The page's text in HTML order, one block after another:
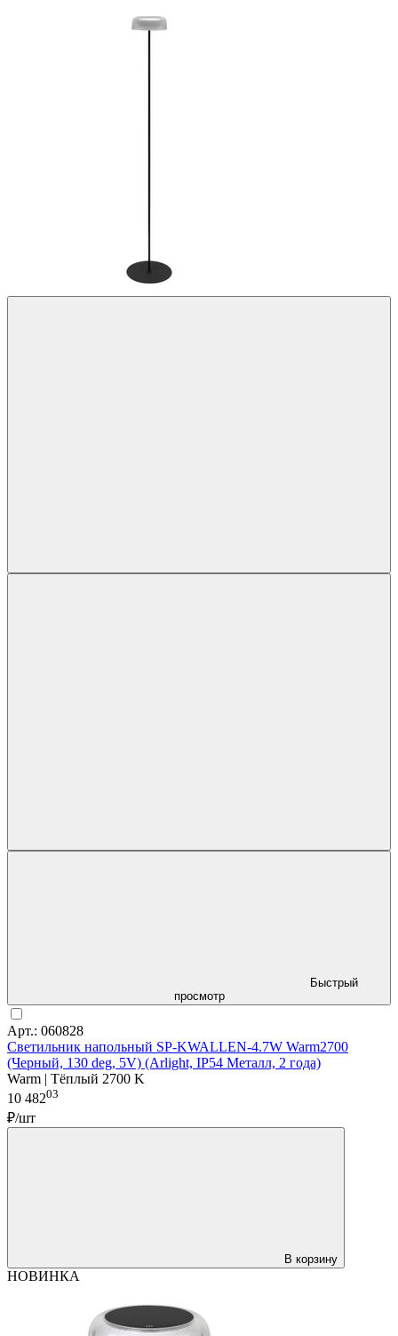
Быстрый
просмотр
Арт.: 060828
Светильник напольный SP-KWALLEN-4.7W Warm2700
(Черный, 130 deg, 5V) (Arlight, IP54 Металл, 2 года)
Warm | Тёплый 2700 K
10 48203
₽/шт
В корзину
НОВИНКА